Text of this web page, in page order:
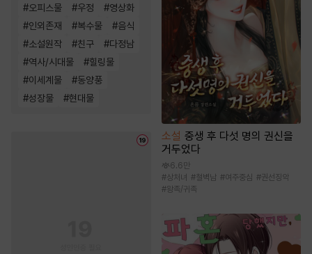
#오피스물 #우정 #영상화
#인외존재 #복수물 #음식
#소설원작 #친구 #다정남
#역사/시대물 #힐링물
#이세계물 #동양풍
#성장물 #현대물
소설 중생 후 다섯 명의 권신을
거두었다
6.6만
#상처녀 #철벽남 #여주중심 #권선징악
#왕족/귀족